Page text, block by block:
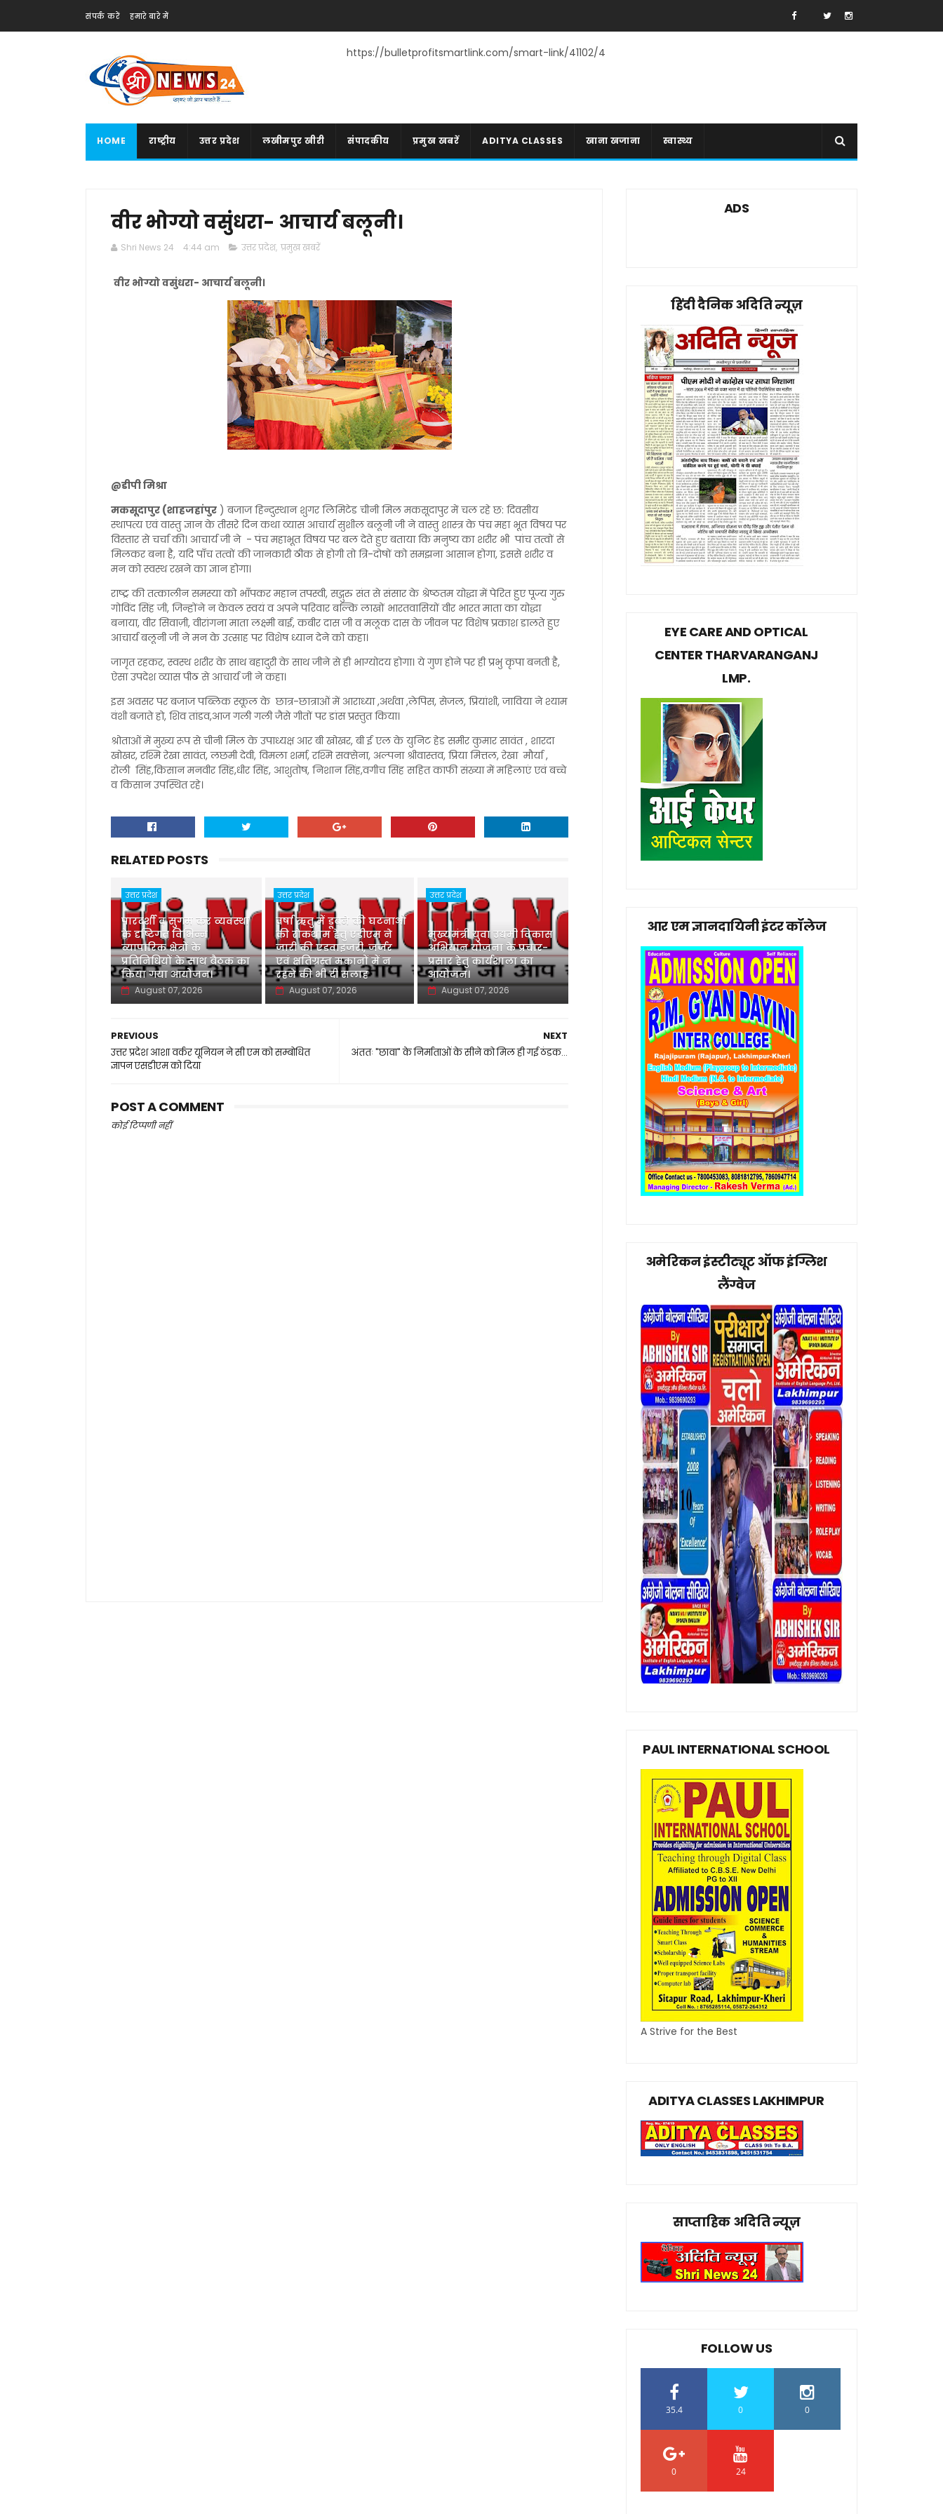
संपर्क करें हमारे बारे में
https://bulletprofitsmartlink.com/smart-link/41102/4
HOME राष्ट्रीय उत्तर प्रदेश लखीमपुर खीरी संपादकीय प्रमुख खबरें ADITYA CLASSES खाना खजाना स्वास्थ्य
वीर भोग्यो वसुंधरा- आचार्य बलूनी।
Shri News 24 4:44 am उत्तर प्रदेश, प्रमुख खबरें
वीर भोग्यो वसुंधरा- आचार्य बलूनी।
@डीपी मिश्रा
मकसूदापुर (शाहजहांपुर ) बजाज हिन्दुस्थान शुगर लिमिटेड चीनी मिल मकसूदापुर में चल रहे छ: दिवसीय
स्थापत्य एवं वास्तु ज्ञान के तीसरे दिन कथा व्यास आचार्य सुशील बलूनी जी ने वास्तु शास्त्र के पंच महा भूत विषय पर
विस्तार से चर्चा की। आचार्य जी ने - पंच महाभूत विषय पर बल देते हुए बताया कि मनुष्य का शरीर भी पांच तत्वों से
मिलकर बना है, यदि पाँच तत्वों की जानकारी ठीक से होगी तो त्रि-दोषों को समझना आसान होगा, इससे शरीर व
मन को स्वस्थ रखने का ज्ञान होगा।
राष्ट्र की तत्कालीन समस्या को भाँपकर महान तपस्वी, सद्गुरु संत से संसार के श्रेष्ठतम योद्धा में पेरित हुए पूज्य गुरु
गोविंद सिंह जी, जिन्होंने न केवल स्वयं व अपने परिवार बल्कि लाखों भारतवासियों वीर भारत माता का योद्धा
बनाया, वीर सिवाज़ी, वीरांगना माता लक्ष्मी बाई, कबीर दास जी व मलूक दास के जीवन पर विशेष प्रकाश डालते हुए
आचार्य बलूनी जी ने मन के उत्साह पर विशेष ध्यान देने को कहा।
जागृत रहकर, स्वस्थ शरीर के साथ बहादुरी के साथ जीने से ही भाग्योदय होगा। ये गुण होने पर ही प्रभु कृपा बनती है,
ऐसा उपदेश व्यास पीठ से आचार्य जी ने कहा।
इस अवसर पर बजाज पब्लिक स्कूल के छात्र-छात्राओं में आराध्या ,अर्थवा ,लेपिस, सेजल, प्रियांशी, जाविया ने श्याम
वंशी बजाते हो, शिव तांडव,आज गली गली जैसे गीतों पर डांस प्रस्तुत किया।
श्रोताओं में मुख्य रूप से चीनी मिल के उपाध्यक्ष आर बी खोखर, बी ई एल के युनिट हेड समीर कुमार सावंत , शारदा
खोखर, रश्मि रेखा सावंत, लछमी देवी, विमला शर्मा, रश्मि सक्सेना, अल्पना श्रीवास्तव, प्रिया मित्तल, रेखा मौर्या ,
रोली सिंह,किसान मनवीर सिंह,धीर सिंह, आशुतोष, निशान सिंह,वगीच सिंह सहित काफी संख्या में महिलाएं एवं बच्चे
व किसान उपस्थित रहे।
RELATED POSTS
उत्तर प्रदेश
पारदर्शी व सुगम कर व्यवस्था
के दृष्टिगत विभिन्न
व्यापारिक क्षेत्रों के
प्रतिनिधियों के साथ बैठक का
किया गया आयोजन।
August 07, 2026
उत्तर प्रदेश
वर्षा ऋतु में डूबने की घटनाओं
की रोकथाम हेतु एडीएम ने
जारी की एडवाइजरी, जर्जर
एवं क्षतिग्रस्त मकानों में न
रहने की भी दी सलाह
August 07, 2026
उत्तर प्रदेश
मुख्यमंत्री युवा उद्यमी विकास
अभियान योजना के प्रचार-
प्रसार हेतु कार्यशाला का
आयोजन।
August 07, 2026
NEXT
अंततः "छावा" के निर्माताओं के सीने को मिल ही गई ठंडक…
PREVIOUS
उत्तर प्रदेश आशा वर्कर यूनियन ने सी एम को सम्बोधित
ज्ञापन एसडीएम को दिया
POST A COMMENT
कोई टिप्पणी नहीं
ADS
हिंदी दैनिक अदिति न्यूज़
EYE CARE AND OPTICAL
CENTER THARVARANGANJ
LMP.
आर एम ज्ञानदायिनी इंटर कॉलेज
अमेरिकन इंस्टीट्यूट ऑफ इंग्लिश
लैंग्वेज
PAUL INTERNATIONAL SCHOOL
A Strive for the Best
ADITYA CLASSES LAKHIMPUR
साप्ताहिक अदिति न्यूज़
FOLLOW US
35.4 0 0
0 24